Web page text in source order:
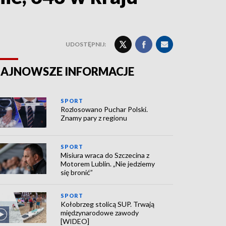
UDOSTĘPNIJ:
INFORMACJE
SPORT
Rozlosowano Puchar Polski.
Znamy pary z regionu
SPORT
Misiura wraca do Szczecina z
Motorem Lublin. „Nie jedziemy
się bronić”
SPORT
Kołobrzeg stolicą SUP. Trwają
międzynarodowe zawody
[WIDEO]